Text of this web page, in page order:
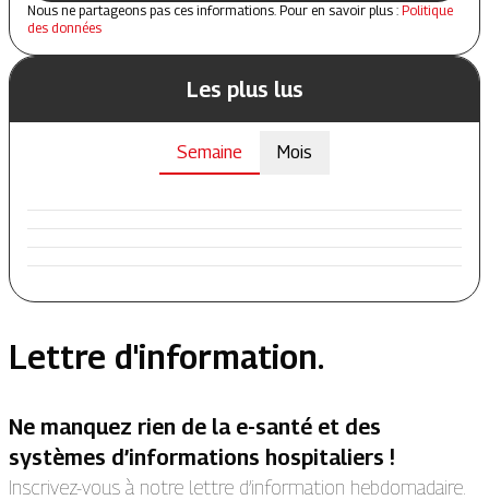
Nous ne partageons pas ces informations. Pour en savoir plus : Politique
des données
Les plus lus
Semaine Mois
Lettre d'information.
Ne manquez rien de la e-santé et des
systèmes d’informations hospitaliers !
Inscrivez-vous à notre lettre d’information hebdomadaire.